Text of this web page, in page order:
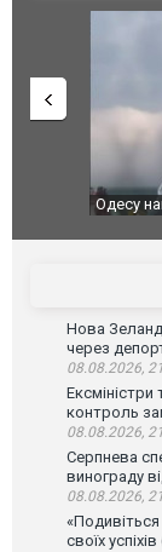
Одесу
Нова
через
08.08.2026,
контроль
08.08.2026,
Серпнева
винограду
08.08.2026,
своїх